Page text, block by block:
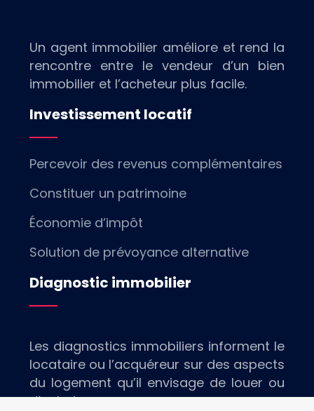
Un agent immobilier améliore et rend la
rencontre entre le vendeur d’un bien
immobilier et l’acheteur plus facile.
Investissement locatif
Percevoir des revenus complémentaires
Constituer un patrimoine
Économie d’impôt
Solution de prévoyance alternative
Diagnostic immobilier
Les diagnostics immobiliers informent le
locataire ou l’acquéreur sur des aspects
du logement qu’il envisage de louer ou
d’acheter.